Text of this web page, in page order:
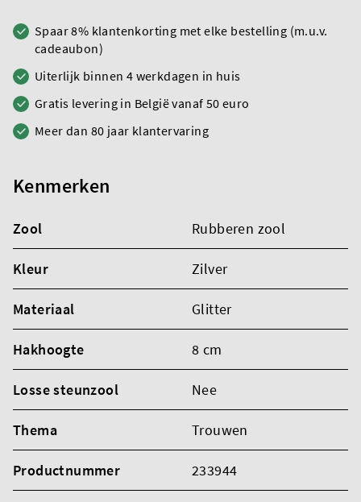
Spaar 8% klantenkorting met elke bestelling (m.u.v.
cadeaubon)
Uiterlijk binnen 4 werkdagen in huis
Gratis levering in België vanaf 50 euro
Meer dan 80 jaar klantervaring
Kenmerken
Zool Rubberen zool
Kleur Zilver
Materiaal Glitter
Hakhoogte 8 cm
Losse steunzool Nee
Thema Trouwen
Productnummer 233944